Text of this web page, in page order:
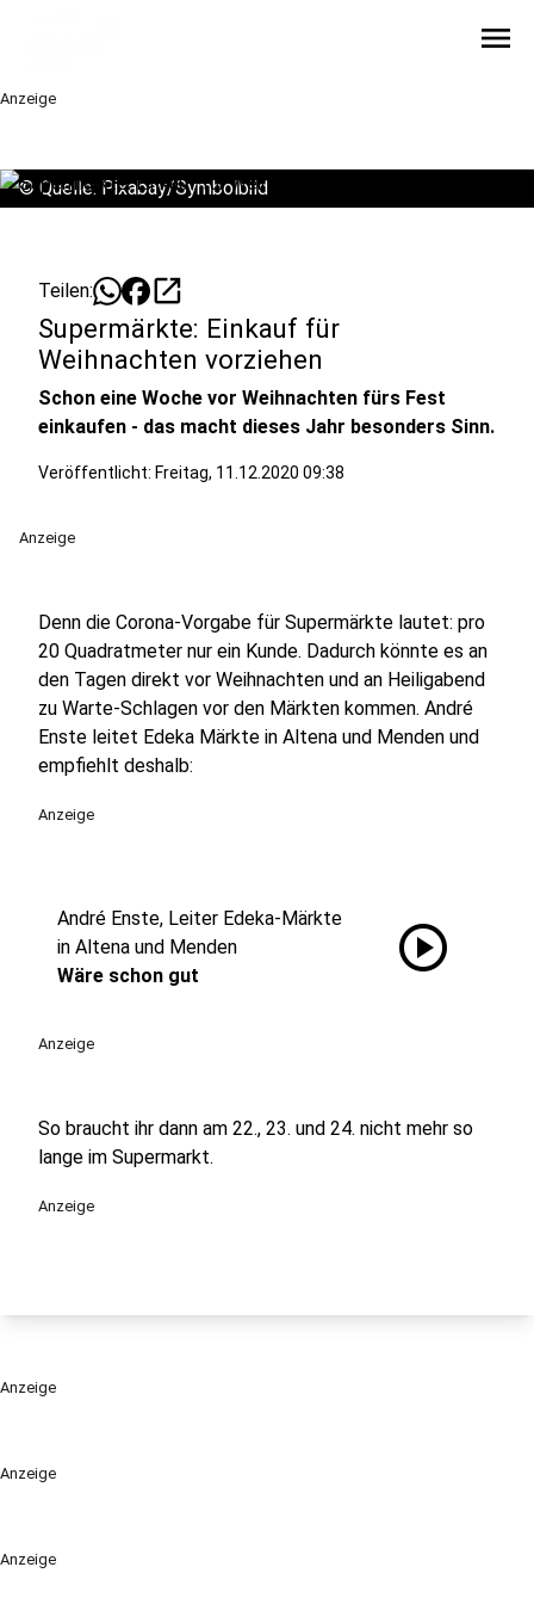
menu
Anzeige
Anzeige
Anzeige
© Quelle: Pixabay/Symbolbild
Teilen: open_in_new
Supermärkte: Einkauf für
Weihnachten vorziehen
Schon eine Woche vor Weihnachten fürs Fest
einkaufen - das macht dieses Jahr besonders Sinn.
Veröffentlicht: Freitag, 11.12.2020 09:38
Anzeige
Denn die Corona-Vorgabe für Supermärkte lautet: pro
20 Quadratmeter nur ein Kunde. Dadurch könnte es an
den Tagen direkt vor Weihnachten und an Heiligabend
zu Warte-Schlagen vor den Märkten kommen. André
Enste leitet Edeka Märkte in Altena und Menden und
empfiehlt deshalb:
Anzeige
André Enste, Leiter Edeka-Märkte
in Altena und Menden
Wäre schon gut
play_circle
Anzeige
So braucht ihr dann am 22., 23. und 24. nicht mehr so
lange im Supermarkt.
Anzeige
Anzeige